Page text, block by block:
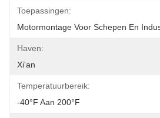
Toepassingen:
Motormontage Voor Schepen En
Haven:
Xi'an
Temperatuurbereik:
-40°F Aan 200°F